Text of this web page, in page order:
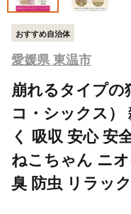
おすすめ自治体
愛媛県 東温市
崩れるタイプの
コ・シックス）
く 吸収 安心 安
ねこちゃん ニ
臭 防虫 リラッ